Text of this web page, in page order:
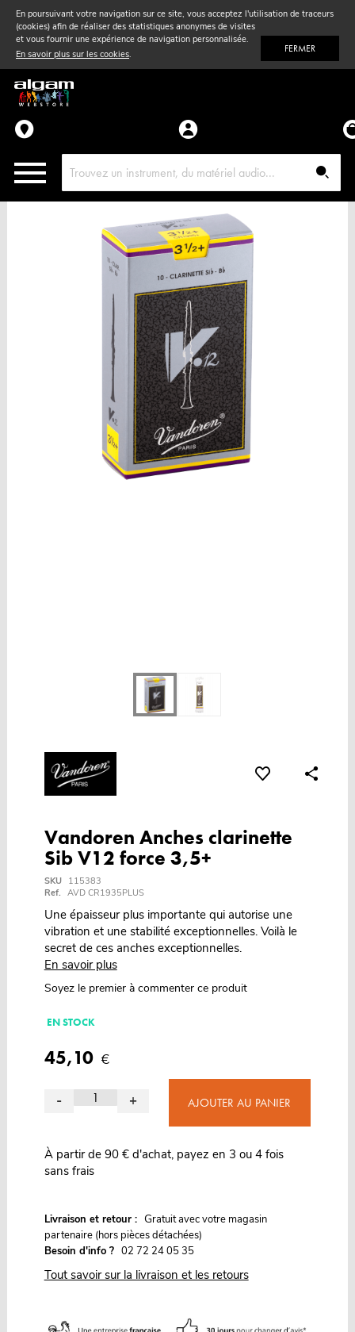
En poursuivant votre navigation sur ce site, vous acceptez l'utilisation de traceurs
(cookies) afin de réaliser des statistiques anonymes de visites
et vous fournir une expérience de navigation personnalisée.
En savoir plus sur les cookies. FERMER
Vent& Violon
Accessoires
Pièces détachées
Vandoren Anches clarinette
Sib V12 force 3,5+
SKU
115383
Ref. AVD CR1935PLUS
Une épaisseur plus importante qui autorise une
vibration et une stabilité exceptionnelles. Voilà le
secret de ces anches exceptionnelles.
En savoir plus
Soyez le premier à commenter ce produit
EN STOCK
45,10 €
- + AJOUTER AU PANIER
À partir de 90 € d'achat, payez en 3 ou 4 fois
sans frais
Livraison et retour : Gratuit avec votre magasin
partenaire (hors pièces détachées)
Besoin d'info ? 02 72 24 05 35
Tout savoir sur la livraison et les retours